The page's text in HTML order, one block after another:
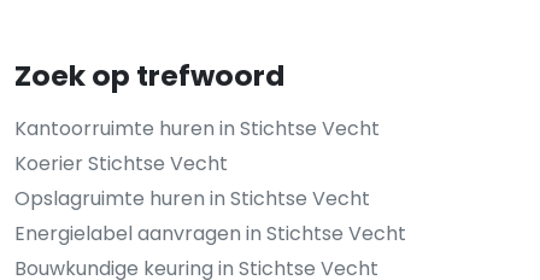
Zoek op trefwoord
Kantoorruimte huren in Stichtse Vecht
Koerier Stichtse Vecht
Opslagruimte huren in Stichtse Vecht
Energielabel aanvragen in Stichtse Vecht
Bouwkundige keuring in Stichtse Vecht